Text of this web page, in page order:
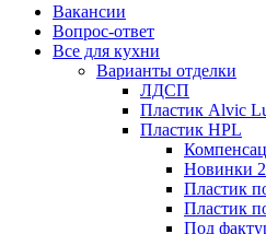
Вакансии
Вопрос-ответ
Все для кухни
Варианты отделки
ЛДСП
Пластик Alvic
Пластик HPL
Новинки
Пластик
Пластик
Под